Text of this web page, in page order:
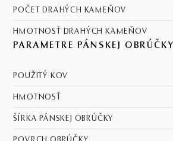
POČET DRAHÝCH KAMEŇOV
HMOTNOSŤ DRAHÝCH KAMEŇOV
PARAMETRE PÁNSKEJ OBRÚČKY
POUŽITÝ KOV
HMOTNOSŤ
ŠÍRKA PÁNSKEJ OBRÚČKY